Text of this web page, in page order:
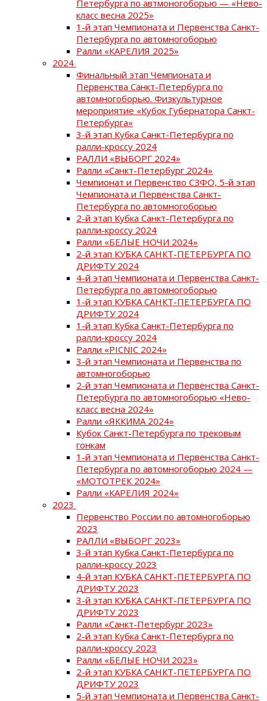
Петербурга по автмоногоборью — «Нево-
класс весна 2025»
1-й этап Чемпионата и Первенства Санкт-
Петербурга по автомногоборью
Ралли «КАРЕЛИЯ 2025»
2024
Финальный этап Чемпионата и
Первенства Санкт-Петербурга по
автомногоборью. Физкультурное
мероприятие «Кубок Губернатора Санкт-
Петербурга»
3-й этап Кубка Санкт-Петербурга по
ралли-кроссу 2024
РАЛЛИ «ВЫБОРГ 2024»
Ралли «Санкт-Петербург 2024»
Чемпионат и Первенство СЗФО, 5-й этап
Чемпионата и Первенства Санкт-
Петербурга по автомногоборью
2-й этап Кубка Санкт-Петербурга по
ралли-кроссу 2024
Ралли «БЕЛЫЕ НОЧИ 2024»
2-й этап КУБКА САНКТ-ПЕТЕРБУРГА ПО
ДРИФТУ 2024
4-й этап Чемпионата и Первенства Санкт-
Петербурга по автомногоборью
1-й этап КУБКА САНКТ-ПЕТЕРБУРГА ПО
ДРИФТУ 2024
1-й этап Кубка Санкт-Петербурга по
ралли-кроссу 2024
Ралли «PICNIC 2024»
3-й этап Чемпионата и Первенства по
автомногоборью
2-й этап Чемпионата и Первенства Санкт-
Петербурга по автомногоборью «Нево-
класс весна 2024»
Ралли «ЯККИМА 2024»
Кубок Санкт-Петербурга по трековым
гонкам
1-й этап Чемпионата и Первенства Санкт-
Петербурга по автомногоборью 2024 —
«МОТОТРЕК 2024»
Ралли «КАРЕЛИЯ 2024»
2023
Первенство России по автомногоборью
2023
РАЛЛИ «ВЫБОРГ 2023»
3-й этап Кубка Санкт-Петербурга по
ралли-кроссу 2023
4-й этап КУБКА САНКТ-ПЕТЕРБУРГА ПО
ДРИФТУ 2023
3-й этап КУБКА САНКТ-ПЕТЕРБУРГА ПО
ДРИФТУ 2023
Ралли «Санкт-Петербург 2023»
2-й этап Кубка Санкт-Петербурга по
ралли-кроссу 2023
Ралли «БЕЛЫЕ НОЧИ 2023»
2-й этап КУБКА САНКТ-ПЕТЕРБУРГА ПО
ДРИФТУ 2023
5-й этап Чемпионата и Первенства Санкт-